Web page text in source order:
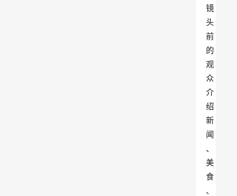
镜
头
前
的
观
众
介
绍
新
闻
、
美
食
、